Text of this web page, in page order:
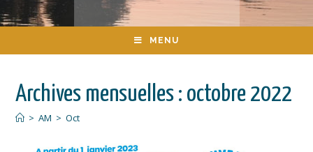
MENU
Archives mensuelles : octobre 2022
> AM > Oct